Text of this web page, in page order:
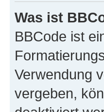
Was ist
BBCode ist
Verwendung
vergeben,